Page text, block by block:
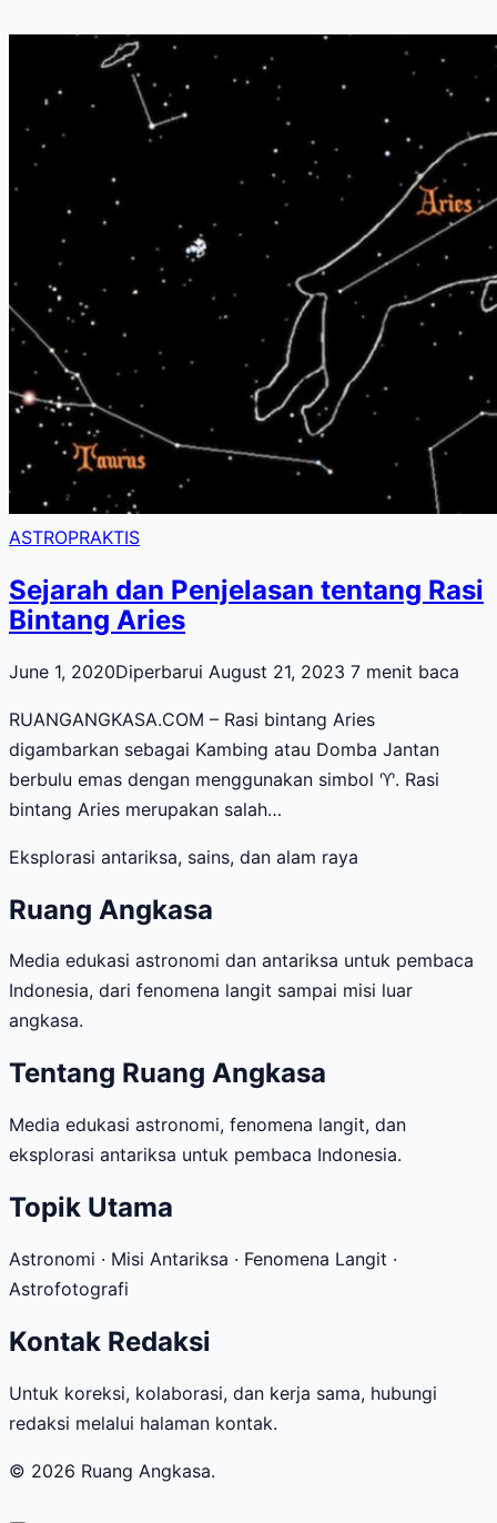
ASTROPRAKTIS
Sejarah dan Penjelasan tentang Rasi
Bintang Aries
June 1, 2020Diperbarui August 21, 2023 7 menit baca
RUANGANGKASA.COM – Rasi bintang Aries
digambarkan sebagai Kambing atau Domba Jantan
berbulu emas dengan menggunakan simbol ♈. Rasi
bintang Aries merupakan salah…
Eksplorasi antariksa, sains, dan alam raya
Ruang Angkasa
Media edukasi astronomi dan antariksa untuk pembaca
Indonesia, dari fenomena langit sampai misi luar
angkasa.
Tentang Ruang Angkasa
Media edukasi astronomi, fenomena langit, dan
eksplorasi antariksa untuk pembaca Indonesia.
Topik Utama
Astronomi · Misi Antariksa · Fenomena Langit ·
Astrofotografi
Kontak Redaksi
Untuk koreksi, kolaborasi, dan kerja sama, hubungi
redaksi melalui halaman kontak.
© 2026 Ruang Angkasa.